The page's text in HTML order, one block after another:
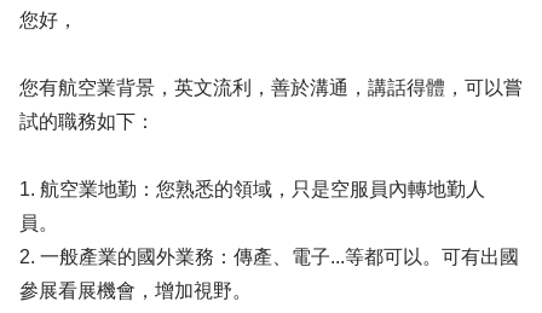
您好，
您有航空業背景，英文流利，善於溝通，講話得體，可以嘗
試的職務如下：
1. 航空業地勤：您熟悉的領域，只是空服員內轉地勤人
員。
2. 一般產業的國外業務：傳產、電子...等都可以。可有出國
參展看展機會，增加視野。